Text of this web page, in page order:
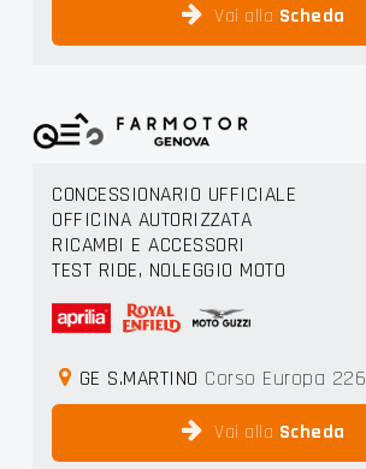
Vai alla Scheda
CONCESSIONARIO UFFICIALE
OFFICINA AUTORIZZATA
RICAMBI E ACCESSORI
TEST RIDE, NOLEGGIO MOTO
GE S.MARTINO Corso Europa 226
Vai alla Scheda